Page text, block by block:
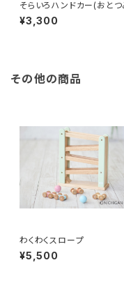
そらいろハンドカー(おとつ
付き)
¥3,300
その他の商品
わくわくスロープ
¥5,500